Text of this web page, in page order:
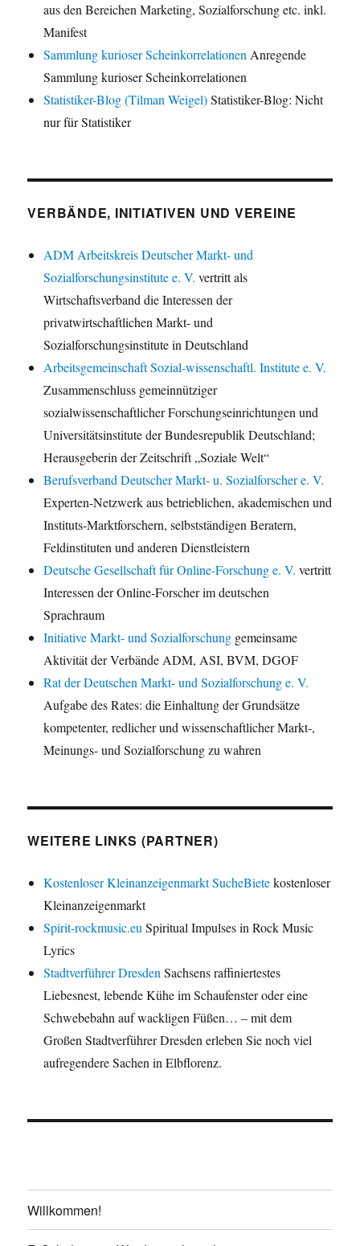
aus den Bereichen Marketing, Sozialforschung etc. inkl.
Manifest
Sammlung kurioser Scheinkorrelationen Anregende
Sammlung kurioser Scheinkorrelationen
Statistiker-Blog (Tilman Weigel)Statistiker-Blog: Nicht
nur für Statistiker
VERBÄNDE, INITIATIVEN UND VEREINE
ADM Arbeitskreis Deutscher Markt- und
Sozialforschungsinstitute e. V. vertritt als
Wirtschaftsverband die Interessen der
privatwirtschaftlichen Markt- und
Sozialforschungsinstitute in Deutschland
Arbeitsgemeinschaft Sozial-wissenschaftl. Institute e. V.
Zusammenschluss gemeinnütziger
sozialwissenschaftlicher Forschungseinrichtungen und
Universitätsinstitute der Bundesrepublik Deutschland;
Herausgeberin der Zeitschrift „Soziale Welt“
Berufsverband Deutscher Markt- u. Sozialforscher e. V.
Experten-Netzwerk aus betrieblichen, akademischen und
Instituts-Marktforschern, selbstständigen Beratern,
Feldinstituten und anderen Dienstleistern
Deutsche Gesellschaft für Online-Forschung e. V. vertritt
Interessen der Online-Forscher im deutschen
Sprachraum
Initiative Markt- und Sozialforschung gemeinsame
Aktivität der Verbände ADM, ASI, BVM, DGOF
Rat der Deutschen Markt- und Sozialforschung e. V.
Aufgabe des Rates: die Einhaltung der Grundsätze
kompetenter, redlicher und wissenschaftlicher Markt-,
Meinungs- und Sozialforschung zu wahren
WEITERE LINKS (PARTNER)
Kostenloser Kleinanzeigenmarkt SucheBietekostenloser
Kleinanzeigenmarkt
Spirit-rockmusic.eu Spiritual Impulses in Rock Music
Lyrics
Stadtverführer Dresden Sachsens raffiniertestes
Liebesnest, lebende Kühe im Schaufenster oder eine
Schwebebahn auf wackligen Füßen… – mit dem
Großen Stadtverführer Dresden erleben Sie noch viel
aufregendere Sachen in Elbflorenz.
Willkommen!